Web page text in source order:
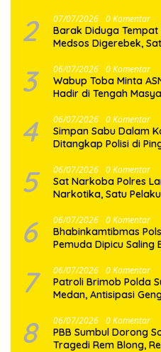
2 07/07/2026 0 Komentar
Barak Diduga Tempat
Medsos Digerebek,
3 06/07/2026 0 Komentar
Wabup Toba Minta
Hadir di Tengah
4 06/07/2026 0 Komentar
Simpan Sabu Dalam
Ditangkap Polisi di
5 06/07/2026 0 Komentar
Sat Narkoba Polres
Narkotika, Satu
6 06/07/2026 0 Komentar
Bhabinkamtibmas
Pemuda Dipicu Saling
7 06/07/2026 0 Komentar
Patroli Brimob Polda
Medan, Antisipasi
8 06/07/2026 0 Komentar
PBB Sumbul Dorong
Tragedi Rem Blong,